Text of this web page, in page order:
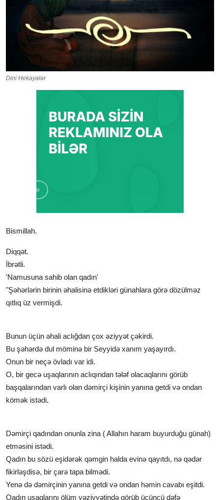
Dini Hekayələr
Bismillah.
Diqqət.
İbrətli.
'Namusuna sahib olan qadın'
"Şəhərlərin birinin əhalisinə etdikləri günahlara görə dözülməz
qıtlıq üz vermişdi.
Bunun üçün əhali aclığdan çox əziyyət çəkirdi.
Bu şəhərdə dul möminə bir Seyyidə xanım yaşayırdı.
Onun bir neçə övladı var idi.
O, bir gecə uşaqlarının aclıqından tələf olacaqlarını görüb
başqalarından varlı olan dəmirçi kişinin yanına getdi və ondan
kömək istədi.
Dəmirçi qadından onunla zina ( Allahın haram buyurduğu günah)
etməsini istədi.
Qadın bu sözü eşidərək qəmgin halda evinə qayıtdı, nə qədər
fikirləşdisə, bir çarə tapa bilmədi.
Yenə də dəmirçinin yanına getdi və ondan həmin cavabı eşitdi.
Qadın uşaqlarını ölüm vəziyyətində görüb üçüncü dəfə